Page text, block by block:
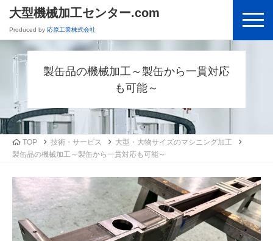
大型機械加工センター.com
Produced by 応原工業株式会社
製缶品の機械加工～製缶から一貫対応
も可能～
TOP 技術・サービス
大型・大物サイズのマシニング加工
製缶品の機械加工～製缶から一貫対応も可能～